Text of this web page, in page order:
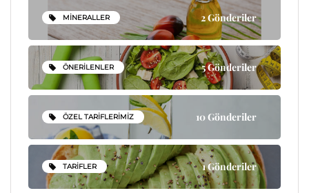
MINERALLER 2 Gönderiler
ÖNERILENLER 5 Gönderiler
ÖZEL TARIFLERIMIZ 10 Gönderiler
TARIFLER 1 Gönderiler